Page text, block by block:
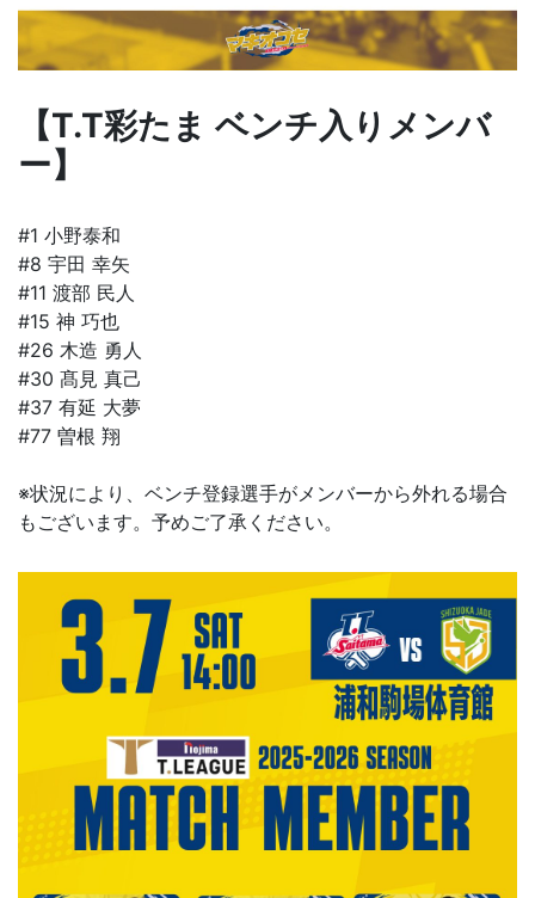
【T.T彩たま ベンチ入りメンバ
ー】
#1 小野泰和
#8 宇田 幸矢
#11 渡部 民人
#15 神 巧也
#26 木造 勇人
#30 髙見 真己
#37 有延 大夢
#77 曽根 翔
※状況により、ベンチ登録選手がメンバーから外れる場合
もございます。予めご了承ください。